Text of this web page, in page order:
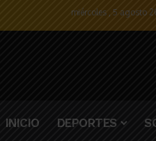
miércoles , 5 agosto
INICIO DEPORTES